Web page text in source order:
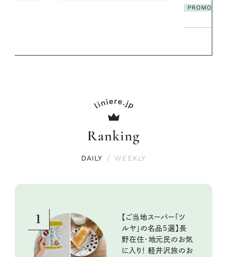
Ranking
DAILY / WEEKLY
1
【ご当地スーパー「ツ
ルヤ」の名品5選】長
野在住・地元民のお気
に入り！ 軽井沢旅のお